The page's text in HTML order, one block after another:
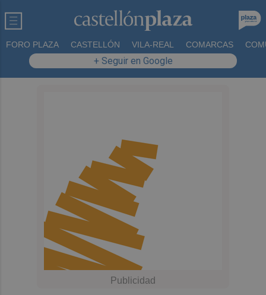
FORO PLAZA CASTELLÓN VILA-REAL COMARCAS
+ Seguir en Google